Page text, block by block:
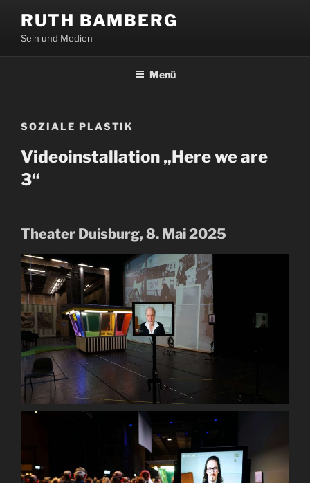
Inhalt
springen
RUTH BAMBERG
Sein und Medien
Menü
SOZIALE PLASTIK
Videoinstallation „Here we are
3“
Theater Duisburg, 8. Mai 2025